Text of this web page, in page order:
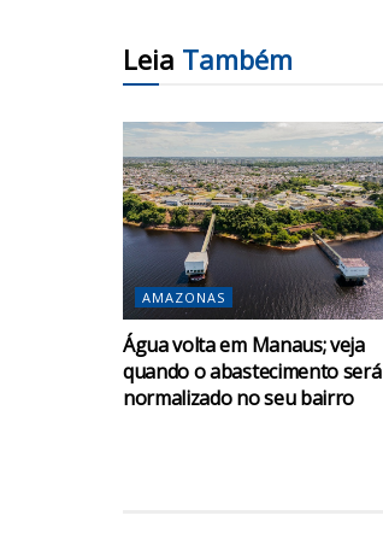
Leia Também
AMAZONAS
Água volta em Manaus; veja
quando o abastecimento será
normalizado no seu bairro